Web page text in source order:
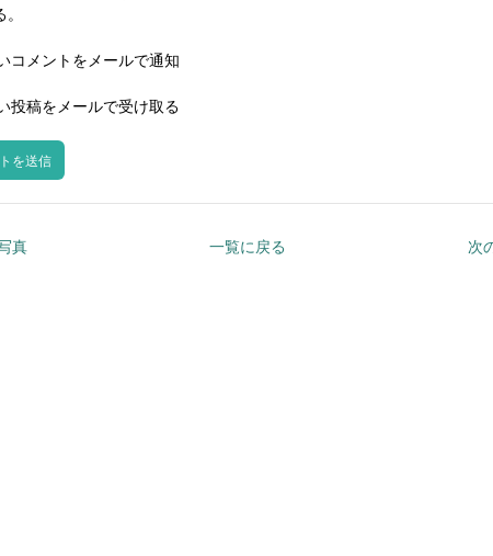
コメントをメールで通知
投稿をメールで受け取る
真 次
一覧に戻る